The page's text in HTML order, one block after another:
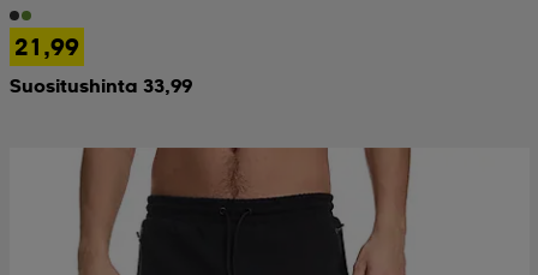
21,99
Suositushinta 33,99